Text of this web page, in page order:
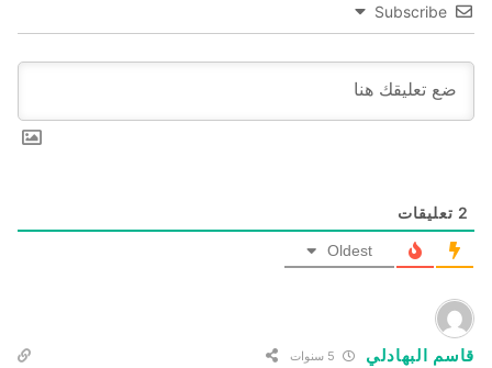
Subscribe
2 تعليقات
Oldest
قاسم البهادلي